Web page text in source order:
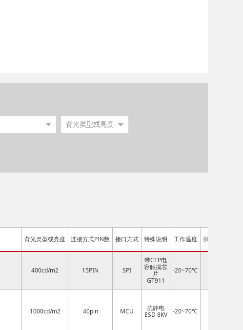
背光类型或亮度 连接方式PIN数 接口方式 特殊说明 工作温度 供电电压
400cd/m2 15PIN SPI
带CTP电
容触摸芯
片
GT911
-20~70℃
1000cd/m2 40pin MCU
抗静电
ESD 8KV
-20~70℃